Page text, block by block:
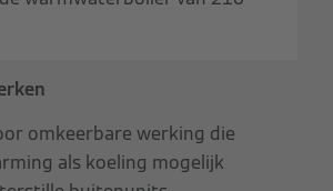
omkeerbare werking die
als koeling mogelijk